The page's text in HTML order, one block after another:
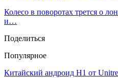
Колесо в поворотах трется о
и…
Поделиться
Популярное
Китайский андроид H1 от